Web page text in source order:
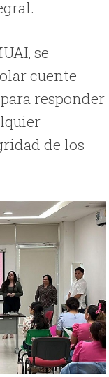
se
cuente
responder
de los